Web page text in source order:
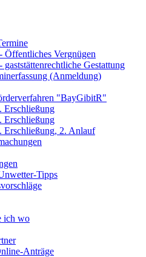
Öffentliches Vergnügen
Gestattung
(Anmeldung)
"BayGibitR"
Erschließung
Erschließung
Erschließung, 2. Anlauf
Tipps
ich wo
Anträge